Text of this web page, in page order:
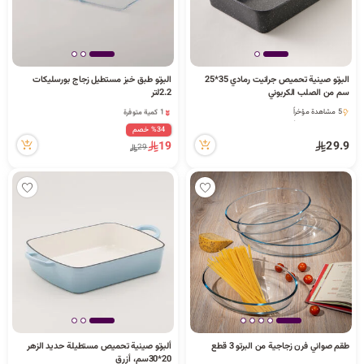
البرتو صينية تحميص جرانيت رمادي 35*25
سم من الصلب الكربوني
5 مشاهدة مؤخراً
29.9
البرتو طبق خبز مستطيل زجاج بورسليكات
2.2لتر
1 كمية متوفرة
6 مشاهدة مؤخراً
1 كمية متوفرة
6 مشاهدة مؤخراً
%34 خصم
19
29
طقم صواني فرن زجاجية من البرتو 3 قطع
ألبرتو صينية تحميص مستطيلة حديد الزهر
20*30سم، أزرق